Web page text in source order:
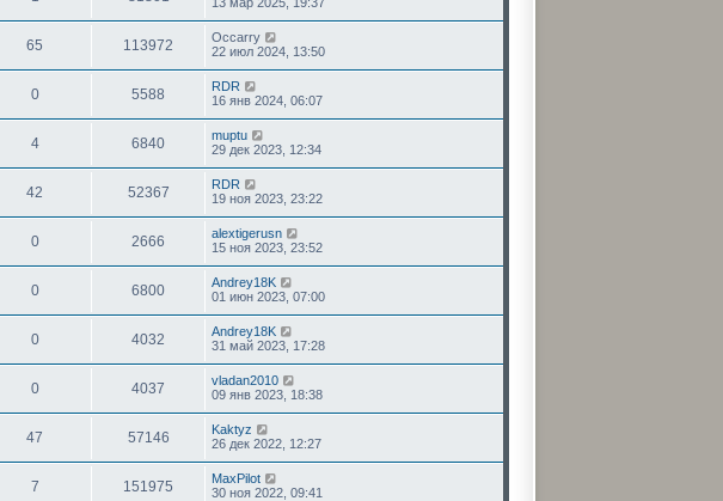
65 113972
Occarry
22 июл 2024, 13:50
0 5588
RDR
16 янв 2024, 06:07
4 6840
muptu
29 дек 2023, 12:34
42 52367
RDR
19 ноя 2023, 23:22
0 2666
alextigerusn
15 ноя 2023, 23:52
0 6800
Andrey18K
01 июн 2023, 07:00
0 4032
Andrey18K
31 май 2023, 17:28
0 4037
vladan2010
09 янв 2023, 18:38
47 57146
Kaktyz
26 дек 2022, 12:27
7 151975
MaxPilot
30 ноя 2022, 09:41